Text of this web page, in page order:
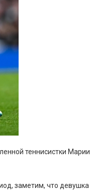
теннисистки Марии
заметим, что девушка